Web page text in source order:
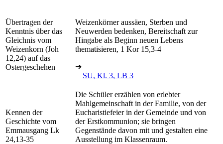
Übertragen der
Kenntnis über das
Gleichnis vom
Weizenkorn (Joh
12,24) auf das
Ostergeschehen
Weizenkörner aussäen, Sterben und
Neuwerden bedenken, Bereitschaft zur
Hingabe als Beginn neuen Lebens
thematisieren, 1 Kor 15,3-4
➔
SU, Kl. 3, LB 3
Kennen der
Geschichte vom
Emmausgang Lk
24,13-35
Die Schüler erzählen von erlebter
Mahlgemeinschaft in der Familie, von der
Eucharistiefeier in der Gemeinde und von
der Erstkommunion; sie bringen
Gegenstände davon mit und gestalten eine
Ausstellung im Klassenraum.